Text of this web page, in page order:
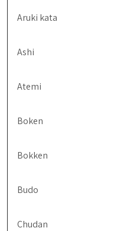
Aruki kata
Ashi
Atemi
Boken
Bokken
Budo
Chudan